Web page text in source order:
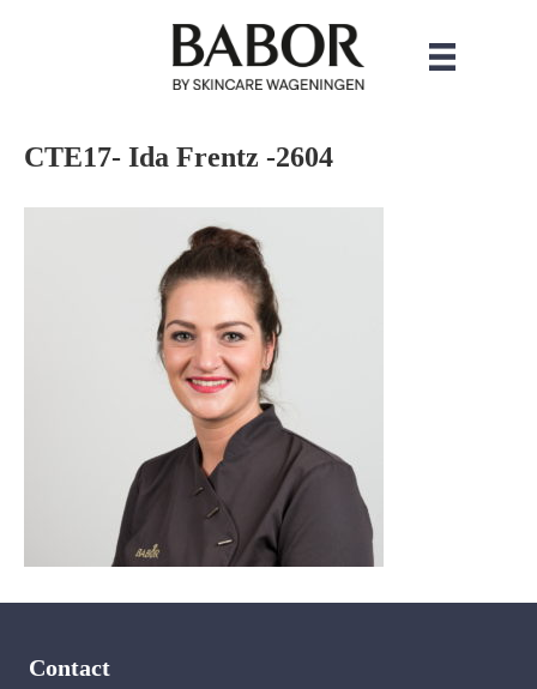
CTE17- Ida Frentz -2604
Contact